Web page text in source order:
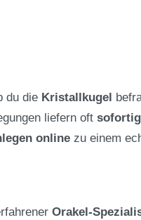
du die Kristallkugel
liefern oft
online zu einem
Orakel-